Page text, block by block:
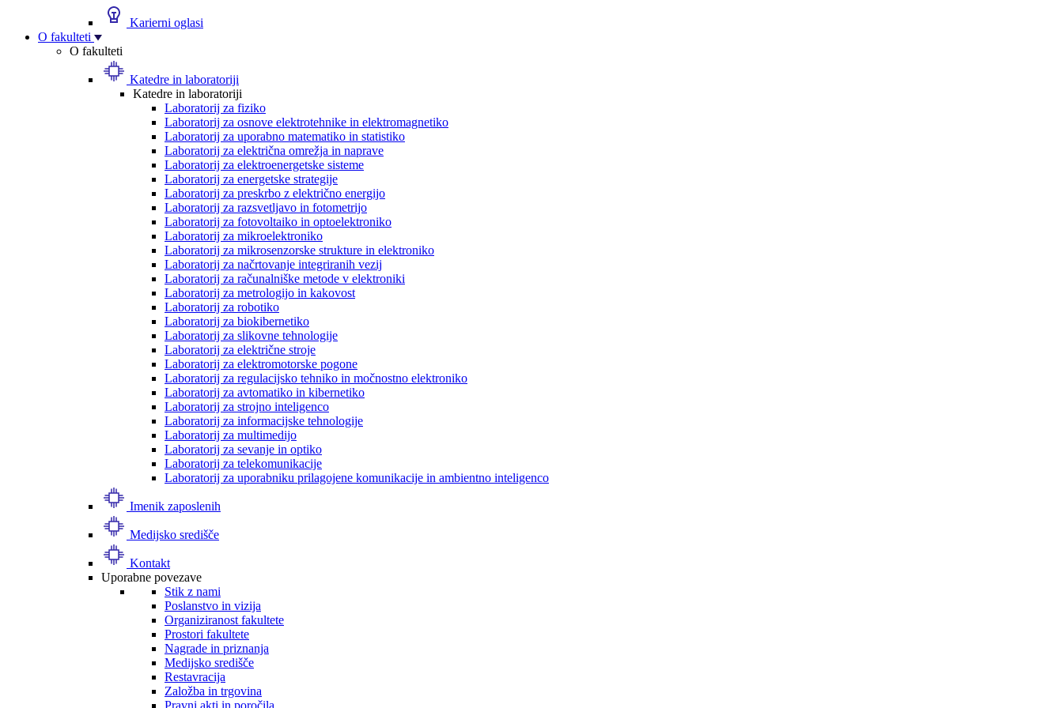
Karierni oglasi
O fakulteti
O fakulteti
Katedre in laboratoriji
Katedre in laboratoriji
Laboratorij za fiziko
Laboratorij za osnove elektrotehnike in elektromagnetiko
Laboratorij za uporabno matematiko in statistiko
Laboratorij za električna omrežja in naprave
Laboratorij za elektroenergetske sisteme
Laboratorij za energetske strategije
Laboratorij za preskrbo z električno energijo
Laboratorij za razsvetljavo in fotometrijo
Laboratorij za fotovoltaiko in optoelektroniko
Laboratorij za mikroelektroniko
Laboratorij za mikrosenzorske strukture in elektroniko
Laboratorij za načrtovanje integriranih vezij
Laboratorij za računalniške metode v elektroniki
Laboratorij za metrologijo in kakovost
Laboratorij za robotiko
Laboratorij za biokibernetiko
Laboratorij za slikovne tehnologije
Laboratorij za električne stroje
Laboratorij za elektromotorske pogone
Laboratorij za regulacijsko tehniko in močnostno elektroniko
Laboratorij za avtomatiko in kibernetiko
Laboratorij za strojno inteligenco
Laboratorij za informacijske tehnologije
Laboratorij za multimedijo
Laboratorij za sevanje in optiko
Laboratorij za telekomunikacije
Laboratorij za uporabniku prilagojene komunikacije in ambientno inteligenco
Imenik zaposlenih
Medijsko središče
Kontakt
Uporabne povezave
Stik z nami
Poslanstvo in vizija
Organiziranost fakultete
Prostori fakultete
Nagrade in priznanja
Medijsko središče
Restavracija
Založba in trgovina
Pravni akti in poročila